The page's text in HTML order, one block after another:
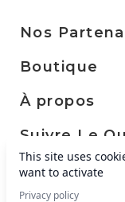
Nos
Boutique
À propos
Suivre Le
This site uses
want to activate
Privacy policy